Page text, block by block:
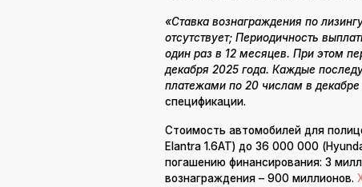
«Ставка вознаграждения по
отсутствует; Периодичность
один раз в 12 месяцев. При этом
декабря 2025 года. Каждые
платежами по 20 числам в декабре
спецификации.
Стоимость автомобилей для
Elantra 1.6AT) до 36 000 000
погашению финансирования: 3
вознаграждения – 900 миллионов.